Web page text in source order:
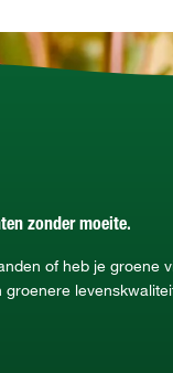
zonder moeite.
of heb je groene